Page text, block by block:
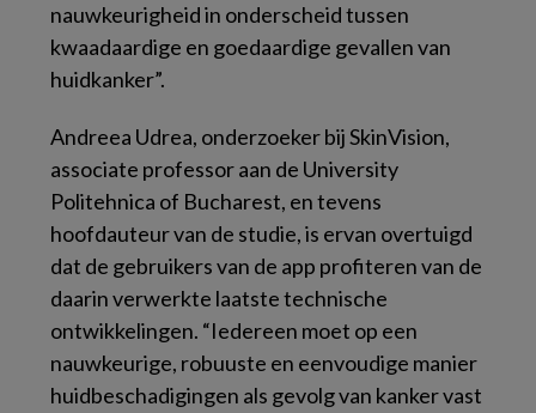
nauwkeurigheid in onderscheid tussen
kwaadaardige en goedaardige gevallen van
huidkanker”.
Andreea Udrea, onderzoeker bij SkinVision,
associate professor aan de University
Politehnica of Bucharest, en tevens
hoofdauteur van de studie, is ervan overtuigd
dat de gebruikers van de app profiteren van de
daarin verwerkte laatste technische
ontwikkelingen. “Iedereen moet op een
nauwkeurige, robuuste en eenvoudige manier
huidbeschadigingen als gevolg van kanker vast